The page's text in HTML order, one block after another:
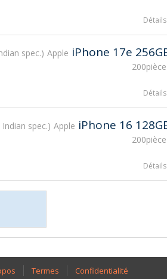
Détails
spec. Apple iPhone 17e
Détails
spec. Apple iPhone 16
Détails
Termes Confidentialité